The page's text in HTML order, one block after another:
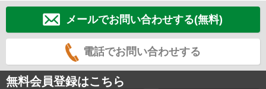
メールでお問い合わせする(無料)
電話でお問い合わせする
無料会員登録はこちら